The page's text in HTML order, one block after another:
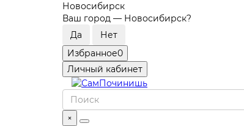
Новосибирск
Ваш город — Новосибирск?
Избранное0
Личный кабинет
×